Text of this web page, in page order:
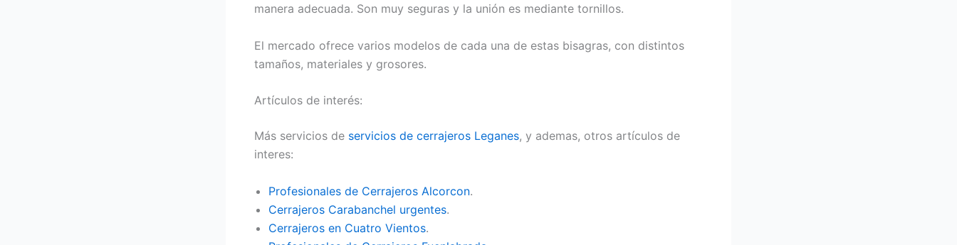
manera adecuada. Son muy seguras y la unión es mediante tornillos.
El mercado ofrece varios modelos de cada una de estas bisagras, con distintos
tamaños, materiales y grosores.
Artículos de interés:
Más servicios de servicios de cerrajeros Leganes, y ademas, otros artículos de
interes:
Profesionales de Cerrajeros Alcorcon.
Cerrajeros Carabanchel urgentes.
Cerrajeros en Cuatro Vientos.